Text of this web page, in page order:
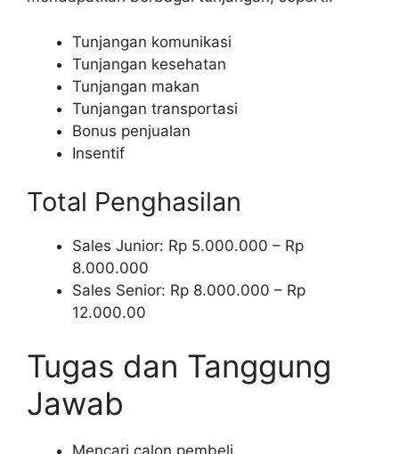
Tunjangan komunikasi
Tunjangan kesehatan
Tunjangan makan
Tunjangan transportasi
Bonus penjualan
Insentif
Total Penghasilan
Sales Junior: Rp 5.000.000 – Rp
8.000.000
Sales Senior: Rp 8.000.000 – Rp
12.000.00
Tugas dan Tanggung
Jawab
Mencari calon pembeli